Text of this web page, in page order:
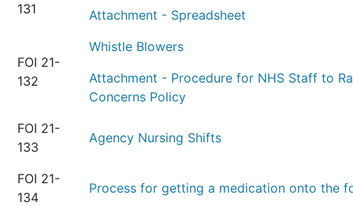
131
Attachment - Spreadsheet
FOI 21-
132
Whistle Blowers
Attachment - Procedure for NHS Staff to
Concerns Policy
FOI 21-
133
Agency Nursing Shifts
FOI 21-
134
Process for getting a medication onto the